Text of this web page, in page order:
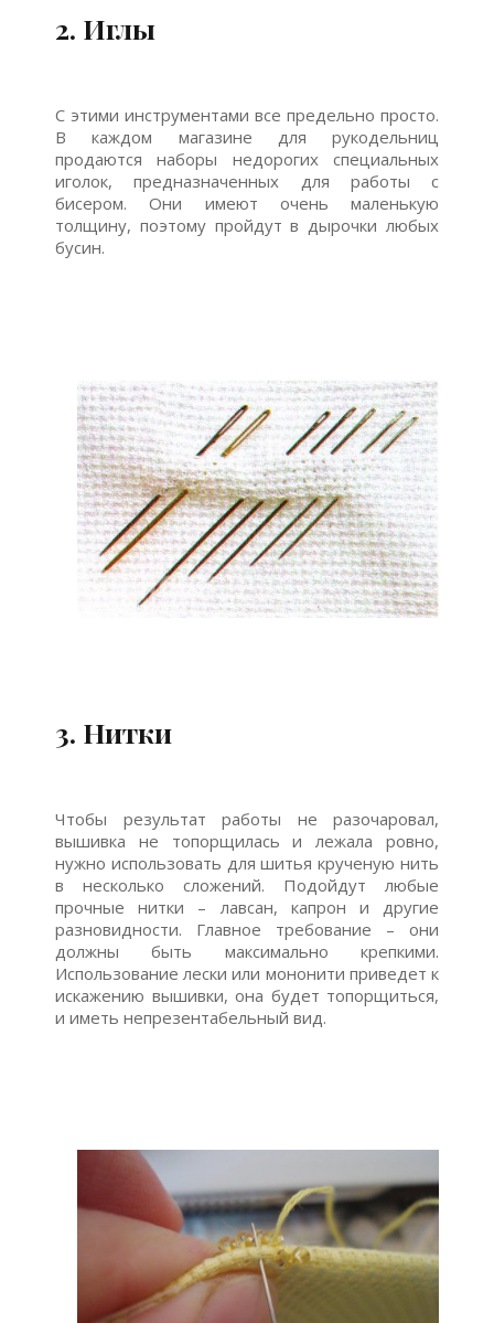
2. Иглы
С этими инструментами все предельно просто.
В каждом магазине для рукодельниц
продаются наборы недорогих специальных
иголок, предназначенных для работы с
бисером. Они имеют очень маленькую
толщину, поэтому пройдут в дырочки любых
бусин.
3. Нитки
Чтобы результат работы не разочаровал,
вышивка не топорщилась и лежала ровно,
нужно использовать для шитья крученую нить
в несколько сложений. Подойдут любые
прочные нитки – лавсан, капрон и другие
разновидности. Главное требование – они
должны быть максимально крепкими.
Использование лески или мононити приведет к
искажению вышивки, она будет топорщиться,
и иметь непрезентабельный вид.